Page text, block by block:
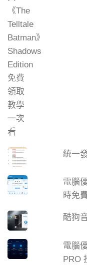
統一
電腦
時免
酷狗
電腦
PRO